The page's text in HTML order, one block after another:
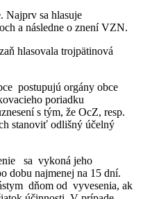
Najprv sa hlasuje
a následne o znení VZN.
hlasovala trojpätinová
postupujú orgány obce
poriadku
s tým, že OcZ, resp.
stanoviť odlišný účelný
sa vykoná jeho
dobu najmenej na 15 dní.
dňom od vyvesenia, ak